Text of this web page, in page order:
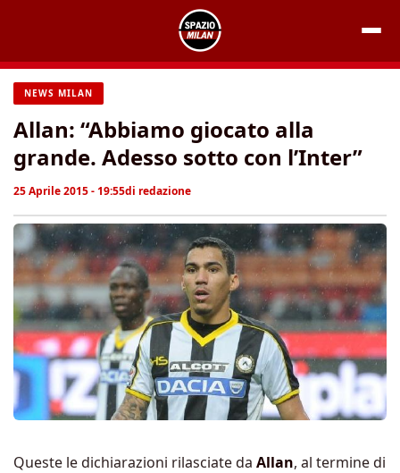
contenuto
NEWS MILAN
Allan: “Abbiamo giocato alla
grande. Adesso sotto con l’Inter”
25 Aprile 2015 - 19:55di redazione
Queste le dichiarazioni rilasciate da Allan, al termine di